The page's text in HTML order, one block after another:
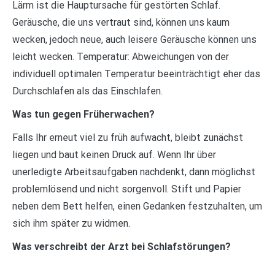
Lärm ist die Hauptursache für gestörten Schlaf.
Geräusche, die uns vertraut sind, können uns kaum
wecken, jedoch neue, auch leisere Geräusche können uns
leicht wecken. Temperatur: Abweichungen von der
individuell optimalen Temperatur beeinträchtigt eher das
Durchschlafen als das Einschlafen.
Was tun gegen Früherwachen?
Falls Ihr erneut viel zu früh aufwacht, bleibt zunächst
liegen und baut keinen Druck auf. Wenn Ihr über
unerledigte Arbeitsaufgaben nachdenkt, dann möglichst
problemlösend und nicht sorgenvoll. Stift und Papier
neben dem Bett helfen, einen Gedanken festzuhalten, um
sich ihm später zu widmen.
Was verschreibt der Arzt bei Schlafstörungen?